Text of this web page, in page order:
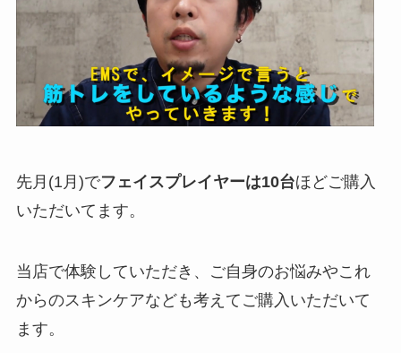
先月(1月)でフェイスプレイヤーは10台ほどご購入
いただいてます。
当店で体験していただき、ご自身のお悩みやこれ
からのスキンケアなども考えてご購入いただいて
ます。